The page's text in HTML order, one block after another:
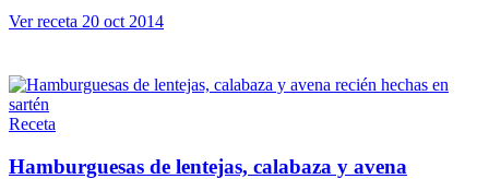
Ver receta 20 oct 2014
Receta
Hamburguesas de lentejas, calabaza y avena